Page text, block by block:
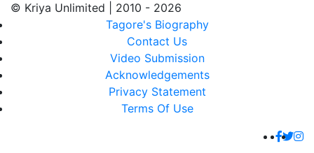
© Kriya Unlimited | 2010 - 2026
Tagore's Biography
Contact Us
Video Submission
Acknowledgements
Privacy Statement
Terms Of Use